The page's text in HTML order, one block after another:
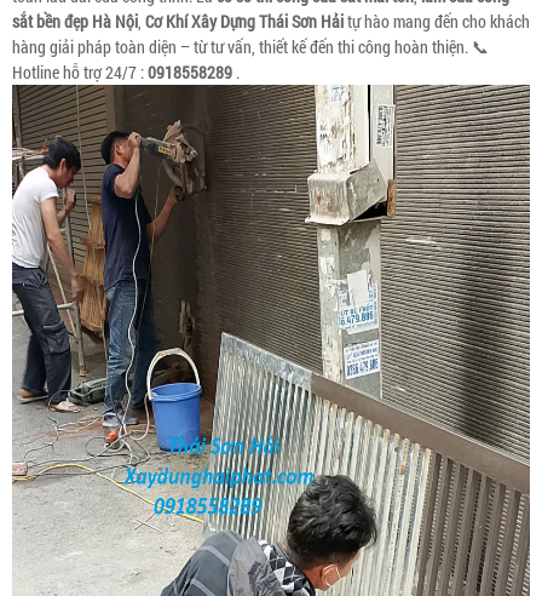
sắt bền đẹp Hà Nội, Cơ Khí Xây Dựng Thái Sơn Hảitự hào mang đến cho khách
hàng giải pháp toàn diện – từ tư vấn, thiết kế đến thi công hoàn thiện. 📞
Hotline hỗ trợ 24/7 :0918558289 .